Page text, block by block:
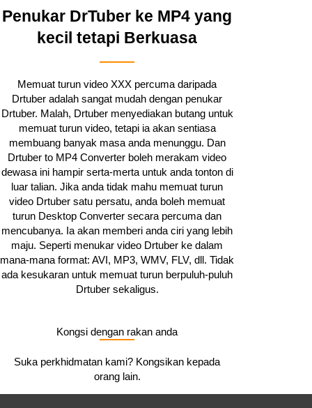
Penukar DrTuber ke MP4 yang
kecil tetapi Berkuasa
Memuat turun video XXX percuma daripada
Drtuber adalah sangat mudah dengan penukar
Drtuber. Malah, Drtuber menyediakan butang untuk
memuat turun video, tetapi ia akan sentiasa
membuang banyak masa anda menunggu. Dan
Drtuber to MP4 Converter boleh merakam video
dewasa ini hampir serta-merta untuk anda tonton di
luar talian. Jika anda tidak mahu memuat turun
video Drtuber satu persatu, anda boleh memuat
turun Desktop Converter secara percuma dan
mencubanya. Ia akan memberi anda ciri yang lebih
maju. Seperti menukar video Drtuber ke dalam
mana-mana format: AVI, MP3, WMV, FLV, dll. Tidak
ada kesukaran untuk memuat turun berpuluh-puluh
Drtuber sekaligus.
Kongsi dengan rakan anda
Suka perkhidmatan kami? Kongsikan kepada
orang lain.